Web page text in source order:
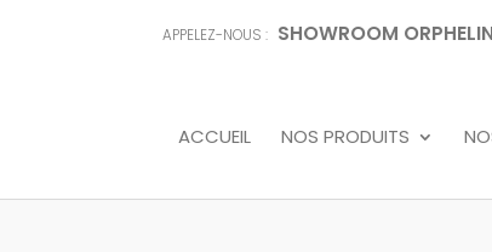
APPELEZ-NOUS : SHOWROOM
ACCUEIL NOS PRODUITS